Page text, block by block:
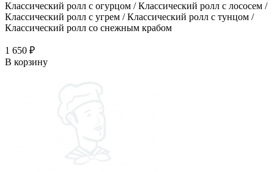
Классический ролл с огурцом / Классический ролл с лососем /
Классический ролл с угрем / Классический ролл с тунцом /
Классический ролл со снежным крабом
1 650 ₽
В корзину